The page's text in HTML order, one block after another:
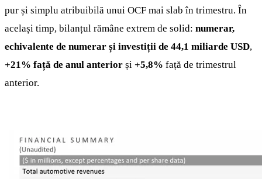
pur și simplu atribuibilă unui OCF mai slab în trimestru. În
același timp, bilanțul rămâne extrem de solid: numerar,
echivalente de numerar și investiții de 44,1 miliarde USD,
+21% față de anul anterior și +5,8% față de trimestrul
anterior.